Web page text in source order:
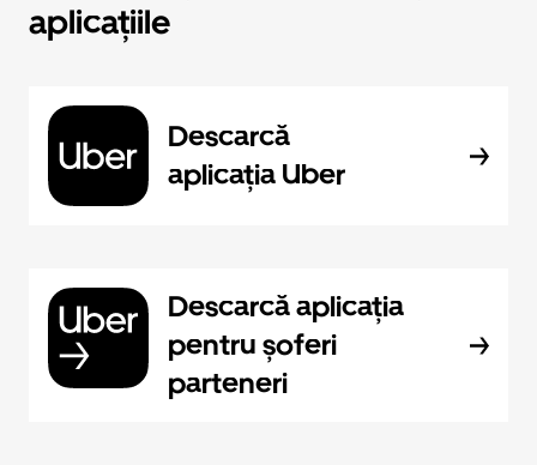
aplicațiile
Descarcă
aplicația Uber
Descarcă aplicația
pentru șoferi
parteneri